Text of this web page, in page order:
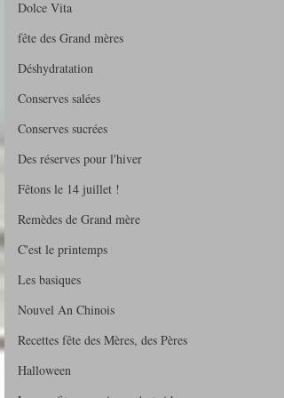
Dolce Vita
fête des Grand mères
Déshydratation
Conserves salées
Conserves sucrées
Des réserves pour l'hiver
Fêtons le 14 juillet !
Remèdes de Grand mère
C'est le printemps
Les basiques
Nouvel An Chinois
Recettes fête des Mères, des Pères
Halloween